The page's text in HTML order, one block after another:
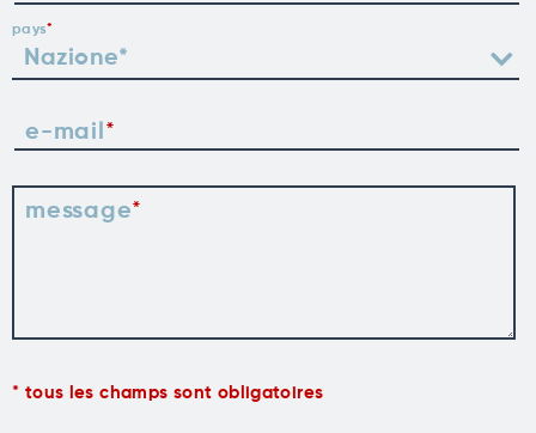
pays
e-mail
message
tous les champs sont obligatoires